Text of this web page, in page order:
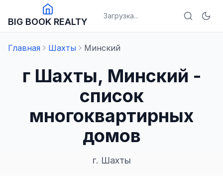
BIG BOOK REALTY
Загрузка...
Главная Шахты Минский
г Шахты, Минский -
список
многоквартирных
домов
г. Шахты